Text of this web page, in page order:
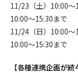
11/23（土）10:00
10:00～15:30まで
11/24（日）10:00
10:00～15:30まで
【各種連携企画が続